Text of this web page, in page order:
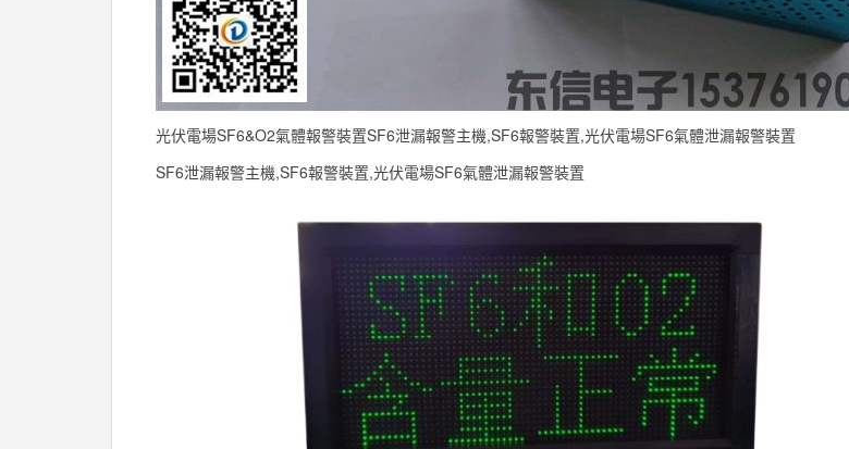
光伏電場SF6&O2氣體報警裝置SF6泄漏報警主機,SF6報警裝置,光伏電場SF6氣體泄漏報警裝置
SF6泄漏報警主機,SF6報警裝置,光伏電場SF6氣體泄漏報警裝置